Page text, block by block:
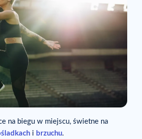
na biegu w miejscu, świetne na
i brzuchu.